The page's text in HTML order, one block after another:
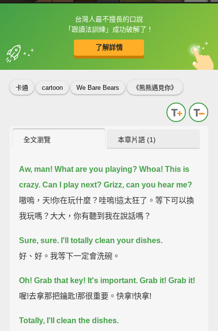
台灣人最不擅長的口說
「跟讀法訓練」成功破解了！
了解詳情
框選或點兩下字幕可以直接查字典喔！
收錄佳句 中
英
卡通 cartoon We Bare Bears 《熊熊遇見你》
全文瀏覽 本章片語 (1)
Aw, man! What are you playing? Whoa! This is
crazy. Can I play next? Grizz, can you hear me?
嗷嗚，天!你在玩什麼？哇嗚!這太狂了。等下可以換
我玩嗎？大大，你有聽到我在說話嗎？
Sure, sure. I'll totally clean your dishes.
好、好。我等下一定會洗碗。
Oh! Grab that key! It's important. Grab it! Grab it!
喔!去拿那把鑰匙!那很重要。快拿!快拿!
Totally, I'll clean the dishes.